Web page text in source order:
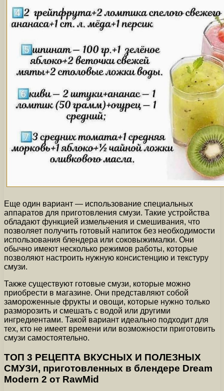
Еще один вариант — использование специальных
аппаратов для приготовления смузи. Такие устройства
обладают функцией измельчения и смешивания, что
позволяет получить готовый напиток без необходимости
использования блендера или соковыжималки. Они
обычно имеют несколько режимов работы, которые
позволяют настроить нужную консистенцию и текстуру
смузи.
Также существуют готовые смузи, которые можно
приобрести в магазине. Они представляют собой
замороженные фрукты и овощи, которые нужно только
разморозить и смешать с водой или другими
ингредиентами. Такой вариант идеально подходит для
тех, кто не имеет времени или возможности приготовить
смузи самостоятельно.
ТОП 3 РЕЦЕПТА ВКУСНЫХ И ПОЛЕЗНЫХ
СМУЗИ, приготовленных в блендере Dream
Modern 2 от RawMid